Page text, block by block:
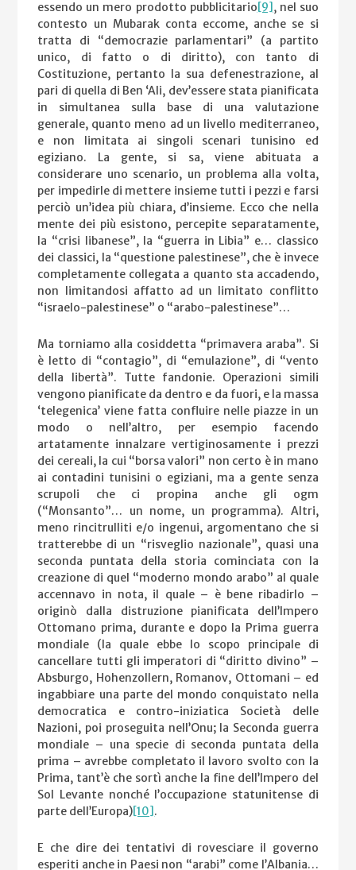
essendo un mero prodotto pubblicitario[9], nel suo
contesto un Mubarak conta eccome, anche se si
tratta di “democrazie parlamentari” (a partito
unico, di fatto o di diritto), con tanto di
Costituzione, pertanto la sua defenestrazione, al
pari di quella di Ben ‘Ali, dev’essere stata pianificata
in simultanea sulla base di una valutazione
generale, quanto meno ad un livello mediterraneo,
e non limitata ai singoli scenari tunisino ed
egiziano. La gente, si sa, viene abituata a
considerare uno scenario, un problema alla volta,
per impedirle di mettere insieme tutti i pezzi e farsi
perciò un’idea più chiara, d’insieme. Ecco che nella
mente dei più esistono, percepite separatamente,
la “crisi libanese”, la “guerra in Libia” e… classico
dei classici, la “questione palestinese”, che è invece
completamente collegata a quanto sta accadendo,
non limitandosi affatto ad un limitato conflitto
“israelo-palestinese” o “arabo-palestinese”…
Ma torniamo alla cosiddetta “primavera araba”. Si
è letto di “contagio”, di “emulazione”, di “vento
della libertà”. Tutte fandonie. Operazioni simili
vengono pianificate da dentro e da fuori, e la massa
‘telegenica’ viene fatta confluire nelle piazze in un
modo o nell’altro, per esempio facendo
artatamente innalzare vertiginosamente i prezzi
dei cereali, la cui “borsa valori” non certo è in mano
ai contadini tunisini o egiziani, ma a gente senza
scrupoli che ci propina anche gli ogm
(“Monsanto”… un nome, un programma). Altri,
meno rincitrulliti e/o ingenui, argomentano che si
tratterebbe di un “risveglio nazionale”, quasi una
seconda puntata della storia cominciata con la
creazione di quel “moderno mondo arabo” al quale
accennavo in nota, il quale – è bene ribadirlo –
originò dalla distruzione pianificata dell’Impero
Ottomano prima, durante e dopo la Prima guerra
mondiale (la quale ebbe lo scopo principale di
cancellare tutti gli imperatori di “diritto divino” –
Absburgo, Hohenzollern, Romanov, Ottomani – ed
ingabbiare una parte del mondo conquistato nella
democratica e contro-iniziatica Società delle
Nazioni, poi proseguita nell’Onu; la Seconda guerra
mondiale – una specie di seconda puntata della
prima – avrebbe completato il lavoro svolto con la
Prima, tant’è che sortì anche la fine dell’Impero del
Sol Levante nonché l’occupazione statunitense di
parte dell’Europa)[10].
E che dire dei tentativi di rovesciare il governo
esperiti anche in Paesi non “arabi” come l’Albania…